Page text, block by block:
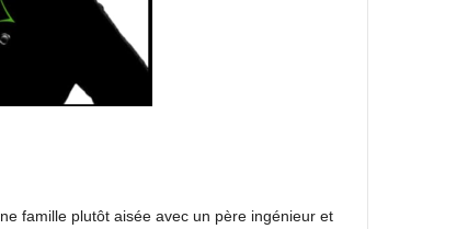
famille plutôt aisée avec un père ingénieur et